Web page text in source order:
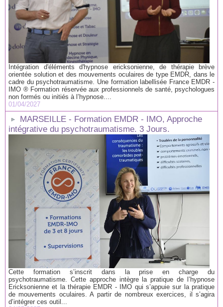
Intégration d'éléments d'hypnose ericksonienne, de thérapie brève
orientée solution et des mouvements oculaires de type EMDR, dans le
cadre du psychotraumatisme. Une formation labellisée France EMDR -
IMO ® Formation réservée aux professionnels de santé, psychologues
non formés ou initiés à l’hypnose....
01/04/2027
MARSEILLE - Formation EMDR - IMO, Approche
intégrative du psychotraumatisme. 3 Jours.
Cette formation s’inscrit dans la prise en charge du
psychotraumatisme. Cette approche intègre la pratique de l’hypnose
Ericksonienne et la thérapie EMDR - IMO qui s’appuie sur la pratique
de mouvements oculaires. A partir de nombreux exercices, il s’agira
d’intégrer ces outil...